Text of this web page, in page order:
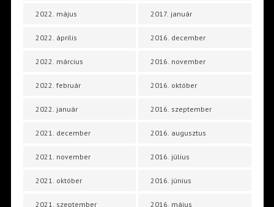
2022. május
2022. április
2022. március
2022. február
2022. január
2021. december
2021. november
2021. október
2021. szeptember
2017. január
2016. december
2016. november
2016. október
2016. szeptember
2016. augusztus
2016. július
2016. június
2016. május